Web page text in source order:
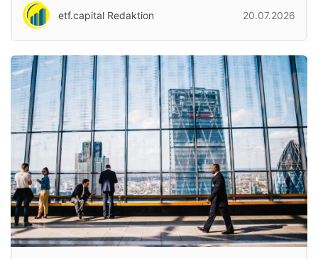
etf.capital Redaktion 20.07.2026